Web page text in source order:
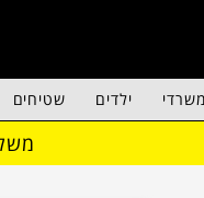
ילדים שטיחים